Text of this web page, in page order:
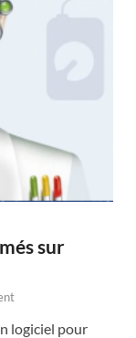
sur
logiciel pour